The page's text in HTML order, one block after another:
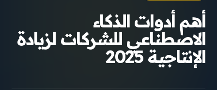
أهم أدوات الذكاء
الاصطناعي للشركات لزيادة
الإنتاجية 2025